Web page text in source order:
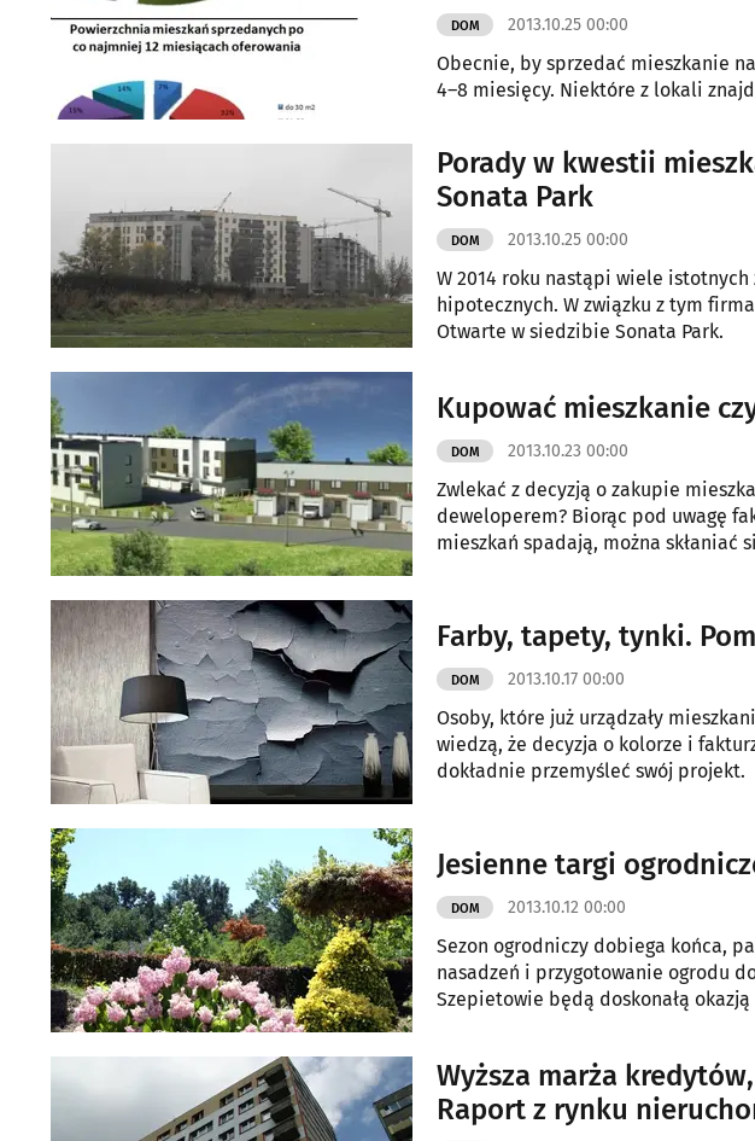
DOM 2013.10.25 00:00
Obecnie, by sprzedać mieszkanie
4–8 miesięcy. Niektóre z lokali
Porady w kwestii
Sonata Park
DOM 2013.10.25 00:00
W 2014 roku nastąpi wiele
hipotecznych. W związku z tym
Otwarte w siedzibie Sonata Park.
Kupować mieszkanie
DOM 2013.10.23 00:00
Zwlekać z decyzją o zakupie
deweloperem? Biorąc pod uwagę
mieszkań spadają, można skłaniać się ku myśli, że nadszedł właściwy moment, by
Farby, tapety, tynki.
DOM 2013.10.17 00:00
Osoby, które już urządzały
wiedzą, że decyzja o kolorze i
dokładnie przemyśleć swój projekt.
Jesienne targi
DOM 2013.10.12 00:00
Sezon ogrodniczy dobiega końca,
nasadzeń i przygotowanie ogrodu
Szepietowie będą doskonałą
Wyższa marża
Raport z rynku